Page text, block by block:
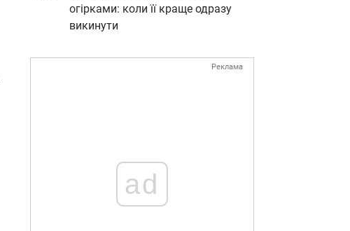
огірками: коли її краще одразу
викинути
Реклама
ad